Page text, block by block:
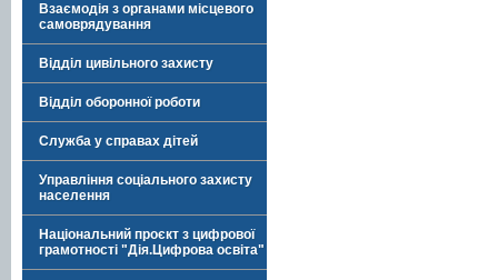
Взаємодія з органами місцевого
самоврядування
Відділ цивільного захисту
Відділ оборонної роботи
Служба у справах дітей
Управління соціального захисту
населення
Національний проєкт з цифрової
грамотності "Дія.Цифрова освіта"